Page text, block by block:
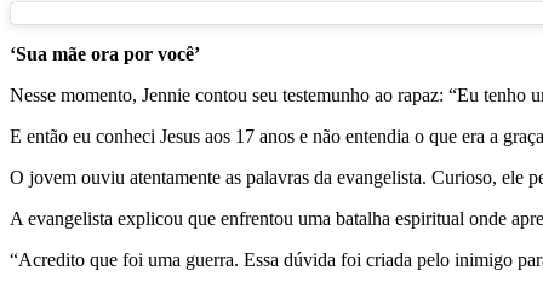
‘Sua mãe ora por você’
Nesse momento, Jennie contou seu testemunho ao rapaz: “Eu tenho
E então eu conheci Jesus aos 17 anos e não entendia o que era a
O jovem ouviu atentamente as palavras da evangelista. Curioso, ele
A evangelista explicou que enfrentou uma batalha espiritual onde
“Acredito que foi uma guerra. Essa dúvida foi criada pelo inimigo